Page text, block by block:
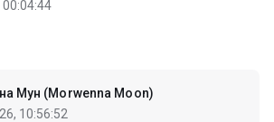
00:04:44
Мун (Morwenna Moon)
10:56:52